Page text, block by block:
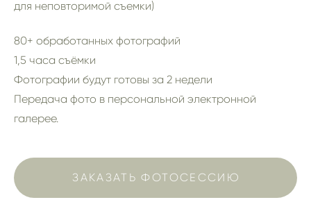
для неповторимой съемки)
80+ обработанных фотографий
1,5 часа съёмки
Фотографии будут готовы за 2 недели
Передача фото в персональной электронной
галерее.
ЗАКАЗАТЬ ФОТОСЕССИЮ